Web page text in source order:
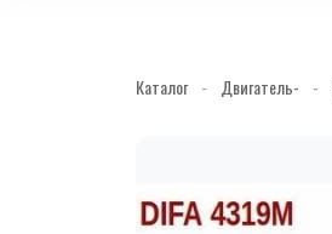
Каталог - Двигатель- -